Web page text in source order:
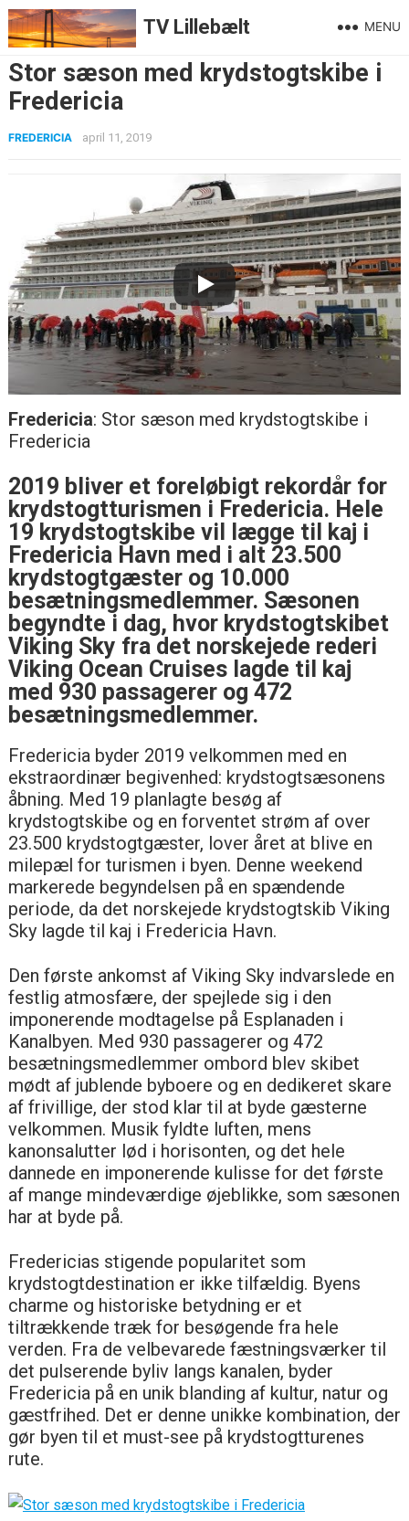
TV Lillebælt MENU
Stor sæson med krydstogtskibe i
Fredericia
FREDERICIA april 11, 2019
Fredericia: Stor sæson med krydstogtskibe i
Fredericia
2019 bliver et foreløbigt rekordår for
krydstogtturismen i Fredericia. Hele
19 krydstogtskibe vil lægge til kaj i
Fredericia Havn med i alt 23.500
krydstogtgæster og 10.000
besætningsmedlemmer. Sæsonen
begyndte i dag, hvor krydstogtskibet
Viking Sky fra det norskejede rederi
Viking Ocean Cruises lagde til kaj
med 930 passagerer og 472
besætningsmedlemmer.
Fredericia byder 2019 velkommen med en
ekstraordinær begivenhed: krydstogtsæsonens
åbning. Med 19 planlagte besøg af
krydstogtskibe og en forventet strøm af over
23.500 krydstogtgæster, lover året at blive en
milepæl for turismen i byen. Denne weekend
markerede begyndelsen på en spændende
periode, da det norskejede krydstogtskib Viking
Sky lagde til kaj i Fredericia Havn.
Den første ankomst af Viking Sky indvarslede en
festlig atmosfære, der spejlede sig i den
imponerende modtagelse på Esplanaden i
Kanalbyen. Med 930 passagerer og 472
besætningsmedlemmer ombord blev skibet
mødt af jublende byboere og en dedikeret skare
af frivillige, der stod klar til at byde gæsterne
velkommen. Musik fyldte luften, mens
kanonsalutter lød i horisonten, og det hele
dannede en imponerende kulisse for det første
af mange mindeværdige øjeblikke, som sæsonen
har at byde på.
Fredericias stigende popularitet som
krydstogtdestination er ikke tilfældig. Byens
charme og historiske betydning er et
tiltrækkende træk for besøgende fra hele
verden. Fra de velbevarede fæstningsværker til
det pulserende byliv langs kanalen, byder
Fredericia på en unik blanding af kultur, natur og
gæstfrihed. Det er denne unikke kombination, der
gør byen til et must-see på krydstogtturenes
rute.